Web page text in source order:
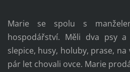
Marie se spolu s
hospodářství. Měli dva psy a
slepice, husy, holuby, prase,
pár let chovali ovce. Marie